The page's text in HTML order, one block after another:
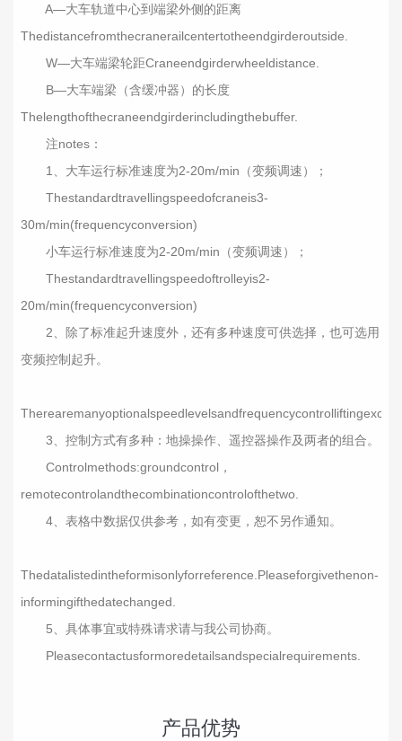
A—大车轨道中心到端梁外侧的距离
Thedistancefromthecranerailcentertotheendgirderoutside.
W—大车端梁轮距Craneendgirderwheeldistance.
B—大车端梁（含缓冲器）的长度
Thelengthofthecraneendgirderincludingthebuffer.
注notes：
1、大车运行标准速度为2-20m/min（变频调速）；
Thestandardtravellingspeedofcraneis3-
30m/min(frequencyconversion)
小车运行标准速度为2-20m/min（变频调速）；
Thestandardtravellingspeedoftrolleyis2-
20m/min(frequencyconversion)
2、除了标准起升速度外，还有多种速度可供选择，也可选用
变频控制起升。
3、控制方式有多种：地操操作、遥控器操作及两者的组合。
Controlmethods:groundcontrol，
remotecontrolandthecombinationcontrolofthetwo.
4、表格中数据仅供参考，如有变更，恕不另作通知。
Thedatalistedintheformisonlyforreference.Pleaseforgivethenon-
informingifthedatechanged.
5、具体事宜或特殊请求请与我公司协商。
Pleasecontactusformoredetailsandspecialrequirements.
产品优势